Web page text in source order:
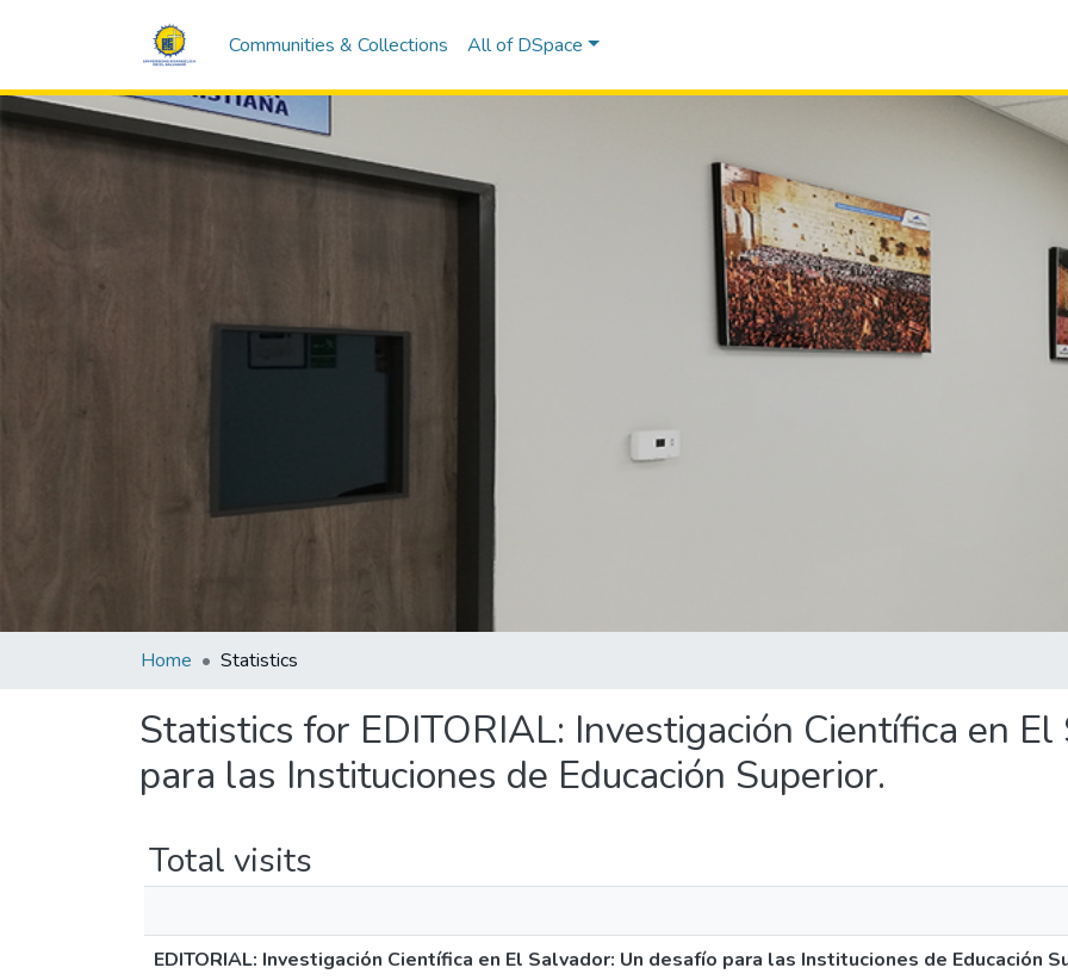
Communities & Collections All of DSpace
Home Statistics
Statistics for EDITORIAL: Investigación Científica en
para las Instituciones de Educación Superior.
Total visits
EDITORIAL: Investigación Científica en El Salvador: Un desafío para las Instituciones de Educación